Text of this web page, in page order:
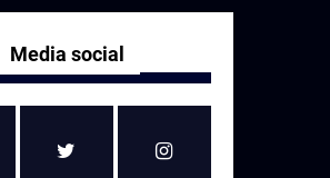
Media social